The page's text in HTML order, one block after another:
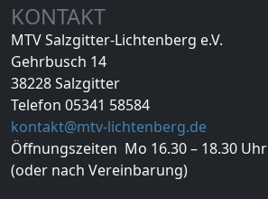
KONTAKT
MTV Salzgitter-Lichtenberg e.V.
Gehrbusch 14
38228 Salzgitter
Telefon 05341 58584
kontakt@mtv-lichtenberg.de
Öffnungszeiten Mo 16.30 – 18.30 Uhr
(oder nach Vereinbarung)